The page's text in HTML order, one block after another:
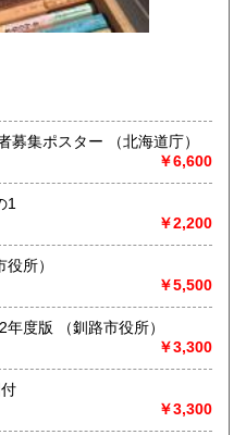
せん)。
ざいません。また電話、ハ
はお受けできません。ご了
っておりません●
ことにより、当方の【単品ス
の商品は、「日本の古本
300円】の送料が表示され
実費で頂戴いたします。未修
スピード注文】への対応と
、どうぞご了承ください●
昭和5年7月 北海道自作農移住者募集ポスター （北海道庁）
￥6,600
1
￥2,200
（小樽市役所）
￥5,500
釧路 数字より見たる 昭和12年度版 （釧路市役所）
￥3,300
￥3,300